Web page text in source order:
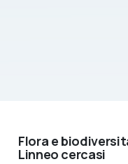
Flora e
Linneo cercasi